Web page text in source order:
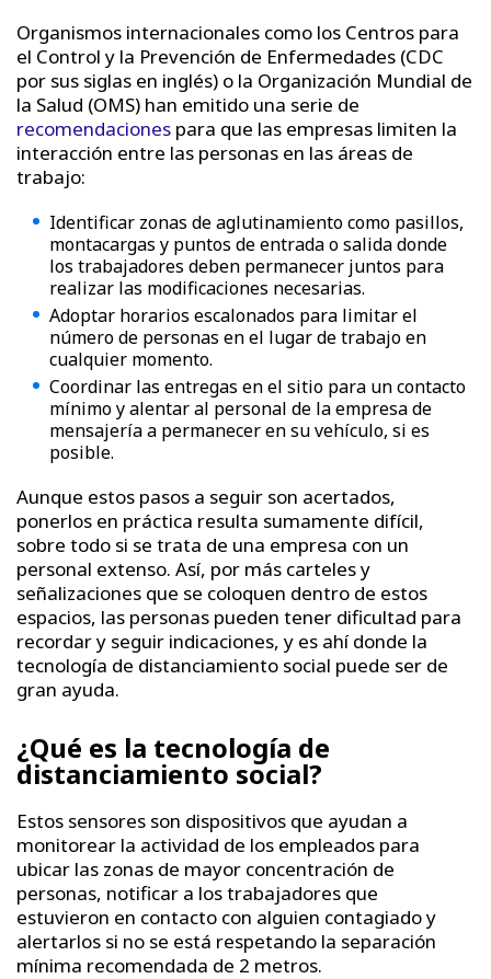
Organismos internacionales como los Centros para
el Control y la Prevención de Enfermedades (CDC
por sus siglas en inglés) o la Organización Mundial de
la Salud (OMS) han emitido una serie de
recomendaciones para que las empresas limiten la
interacción entre las personas en las áreas de
trabajo:
Identificar zonas de aglutinamiento como pasillos,
montacargas y puntos de entrada o salida donde
los trabajadores deben permanecer juntos para
realizar las modificaciones necesarias.
Adoptar horarios escalonados para limitar el
número de personas en el lugar de trabajo en
cualquier momento.
Coordinar las entregas en el sitio para un contacto
mínimo y alentar al personal de la empresa de
mensajería a permanecer en su vehículo, si es
posible.
Aunque estos pasos a seguir son acertados,
ponerlos en práctica resulta sumamente difícil,
sobre todo si se trata de una empresa con un
personal extenso. Así, por más carteles y
señalizaciones que se coloquen dentro de estos
espacios, las personas pueden tener dificultad para
recordar y seguir indicaciones, y es ahí donde la
tecnología de distanciamiento social puede ser de
gran ayuda.
¿Qué es la tecnología de
distanciamiento social?
Estos sensores son dispositivos que ayudan a
monitorear la actividad de los empleados para
ubicar las zonas de mayor concentración de
personas, notificar a los trabajadores que
estuvieron en contacto con alguien contagiado y
alertarlos si no se está respetando la separación
mínima recomendada de 2 metros.